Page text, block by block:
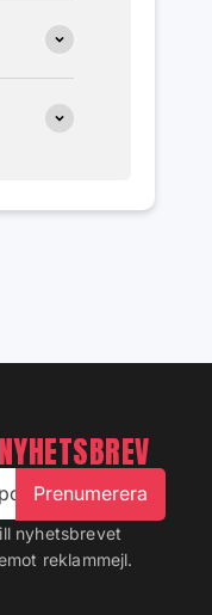
Prenumerera
nyhetsbrevet
reklammejl.